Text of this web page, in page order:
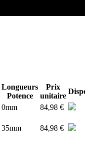
Longueurs
Potence
Prix
unitaire
0mm 84,98 €
35mm 84,98 €